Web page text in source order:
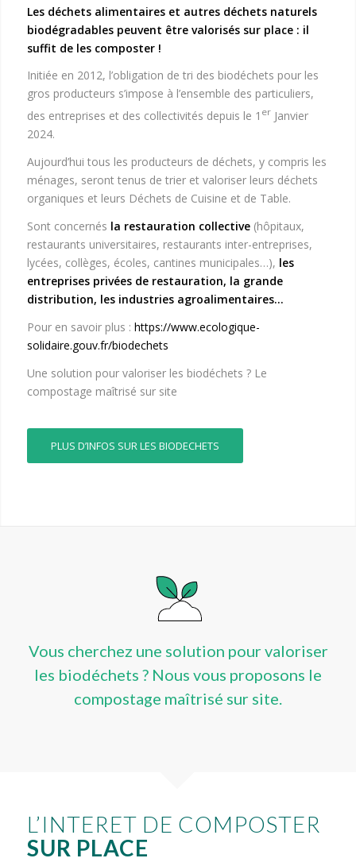
Les déchets alimentaires et autres déchets naturels
biodégradables peuvent être valorisés sur place : il
suffit de les composter !
Initiée en 2012, l’obligation de tri des biodéchets pour les
gros producteurs s’impose à l’ensemble des particuliers,
des entreprises et des collectivités depuis le 1 er Janvier
2024.
Aujourd’hui tous les producteurs de déchets, y compris les
ménages, seront tenus de trier et valoriser leurs déchets
organiques et leurs Déchets de Cuisine et de Table.
Sont concernés la restauration collective (hôpitaux,
restaurants universitaires, restaurants inter-entreprises,
lycées, collèges, écoles, cantines municipales…), les
entreprises privées de restauration, la grande
distribution, les industries agroalimentaires…
Pour en savoir plus : https://www.ecologique-
solidaire.gouv.fr/biodechets
Une solution pour valoriser les biodéchets ? Le
compostage maîtrisé sur site
PLUS D’INFOS SUR LES BIODECHETS
Vous cherchez une solution pour valoriser
les biodéchets ? Nous vous proposons le
compostage maîtrisé sur site.
L’INTERET DE COMPOSTER
SUR PLACE